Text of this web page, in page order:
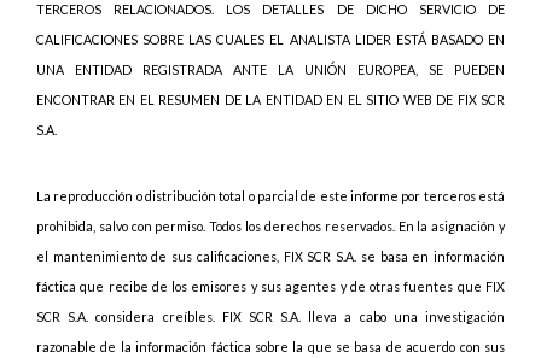
TERCEROS RELACIONADOS. LOS DETALLES DE DICHO SERVICIO DE
CALIFICACIONES SOBRE LAS CUALES EL ANALISTA LIDER ESTÁ BASADO EN
UNA ENTIDAD REGISTRADA ANTE LA UNIÓN EUROPEA, SE PUEDEN
ENCONTRAR EN EL RESUMEN DE LA ENTIDAD EN EL SITIO WEB DE FIX SCR
S.A.
La reproducción o distribución total o parcial de este informe por terceros está
prohibida, salvo con permiso. Todos los derechos reservados. En la asignación y
el mantenimiento de sus calificaciones, FIX SCR S.A. se basa en información
fáctica que recibe de los emisores y sus agentes y de otras fuentes que FIX
SCR S.A. considera creíbles. FIX SCR S.A. lleva a cabo una investigación
razonable de la información fáctica sobre la que se basa de acuerdo con sus